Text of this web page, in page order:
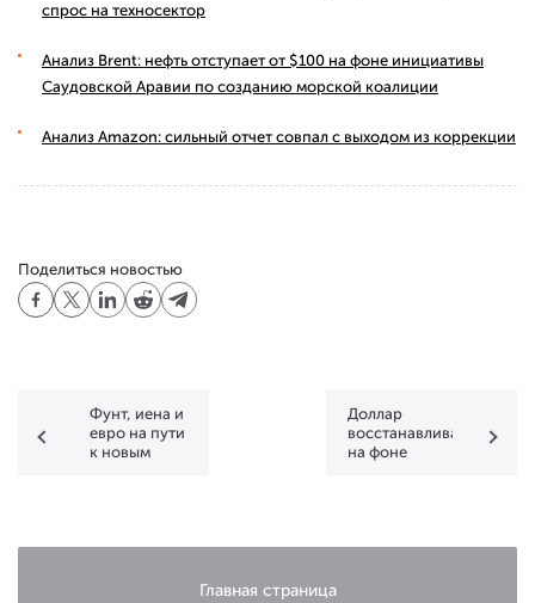
спрос на техносектор
Анализ Brent: нефть отступает от $100 на фоне инициативы
Саудовской Аравии по созданию морской коалиции
Анализ Amazon: сильный отчет совпал с выходом из коррекции
Поделиться новостью
Фунт, иена и
евро на пути
к новым
Доллар
восстанавливается
на фоне
Главная страница